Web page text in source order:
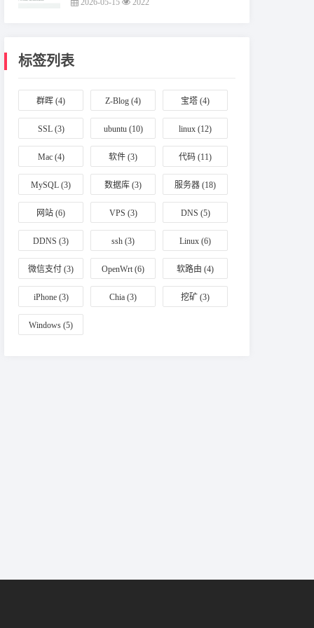
2026-05-15 2022
标签列表
群晖 (4) Z-Blog (4) 宝塔 (4)
SSL(3) ubuntu(10) linux (12)
Mac(4) 软件 (3) 代码 (11)
MySQL (3) 数据库 (3) 服务器 (18)
网站 (6) VPS (3) DNS (5)
DDNS (3) ssh (3) Linux (6)
微信支付 (3) OpenWrt (6) 软路由 (4)
iPhone(3) Chia (3) 挖矿 (3)
Windows (5)